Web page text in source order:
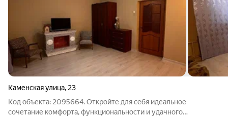
Каменская улица, 23
Код объекта: 2095664. Откройте для себя идеальное
сочетание комфорта, функциональности и удачного